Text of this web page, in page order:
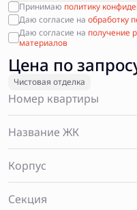
Принимаю политику
Даю согласие на обработку
Даю согласие на получение
материалов
Цена по
Чистовая отделка
Номер квартиры
Название ЖК
Корпус
Секция